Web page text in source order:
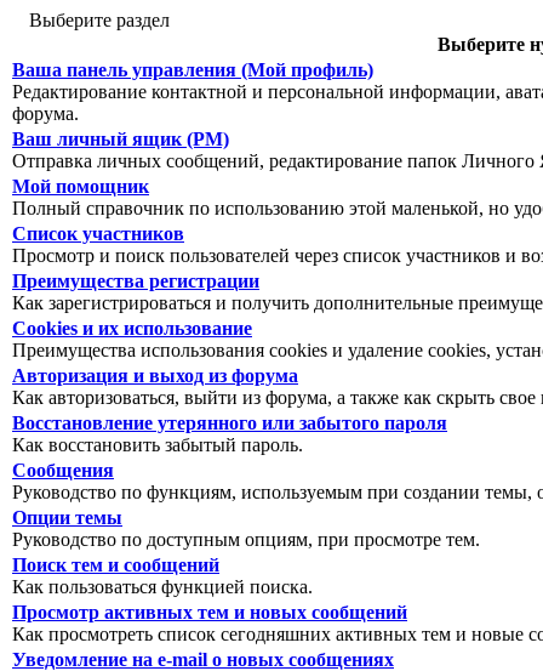
Выберите раздел
Выберите
Ваша панель управления (Мой профиль)
Редактирование контактной и персональной информации,
форума.
Ваш личный ящик (PM)
Отправка личных сообщений, редактирование папок
Мой помощник
Полный справочник по использованию этой маленькой, но
Список участников
Просмотр и поиск пользователей через список участников и
Преимущества регистрации
Как зарегистрироваться и получить дополнительные
Cookies и их использование
Преимущества использования cookies и удаление cookies,
Авторизация и выход из форума
Как авторизоваться, выйти из форума, а также как скрыть
Восстановление утерянного или забытого пароля
Как восстановить забытый пароль.
Сообщения
Руководство по функциям, используемым при создании темы,
Опции темы
Руководство по доступным опциям, при просмотре тем.
Поиск тем и сообщений
Как пользоваться функцией поиска.
Просмотр активных тем и новых сообщений
Как просмотреть список сегодняшних активных тем и новые
Уведомление на e-mail о новых сообщениях